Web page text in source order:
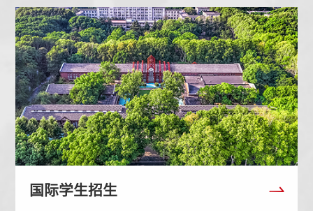
国际学生招生